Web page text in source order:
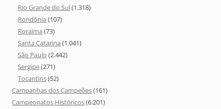
Rio Grande do Sul(1.318)
Rondônia (107)
Roraima (73)
Santa Catarina (1.041)
São Paulo (2.442)
Sergipe(271)
Tocantins(52)
Campanhas dos Campeões(161)
Campeonatos Históricos(6.201)